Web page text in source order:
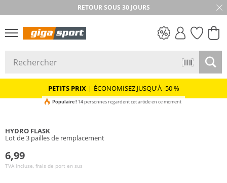
RETOUR SOUS 30 JOURS
PETITS PRIX | ÉCONOMISEZ JUSQU'À -50 %
Populaire ! 14 personnes regardent cet article en ce moment
HYDRO FLASK
Lot de 3 pailles de remplacement
6,99
TVA incluse, frais de port en sus